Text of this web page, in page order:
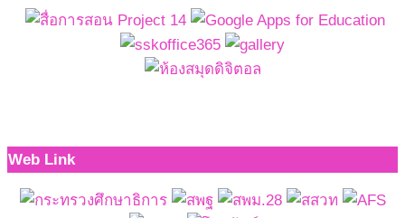
Web Link